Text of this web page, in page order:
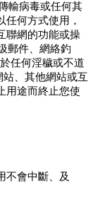
輸病毒或任何其
何方式使用，
聯網的功能或操
郵件、網絡釣
任何淫穢或不道
、其他網站或互
用途而終止您使
不會中斷、及